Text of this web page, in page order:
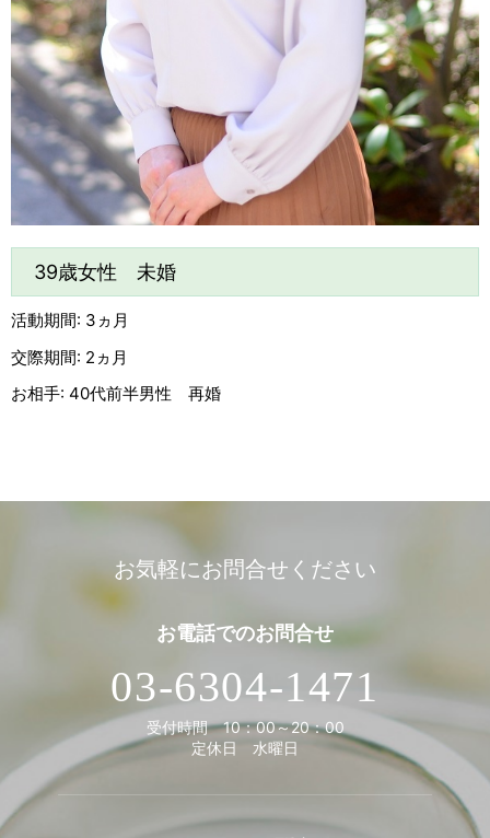
39歳女性 未婚
活動期間: 3ヵ月
交際期間: 2ヵ月
お相手: 40代前半男性 再婚
お気軽にお問合せください
お電話でのお問合せ
03-6304-1471
受付時間 10：00～20：00
定休日 水曜日